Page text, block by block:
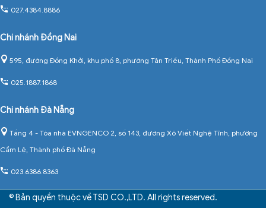
027.4384.8886
Chi nhánh Đồng Nai
595, đường Đồng Khởi, khu phố 8, phường Tân Triều, Thành Phố Đồng Nai
025.1887.1868
Chi nhánh Đà Nẵng
Tầng 4 - Tòa nhà EVNGENCO 2, số 143, đường Xô Viết Nghệ Tĩnh, phường
Cẩm Lệ, Thành phố Đà Nẵng
023.6386.8363
© Bản quyền thuộc về TSD CO.,LTD. All rights reserved.